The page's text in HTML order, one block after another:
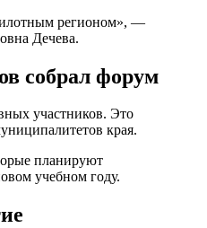
регионом», —
Дечева.
собрал форум
участников. Это
края.
планируют
учебном году.